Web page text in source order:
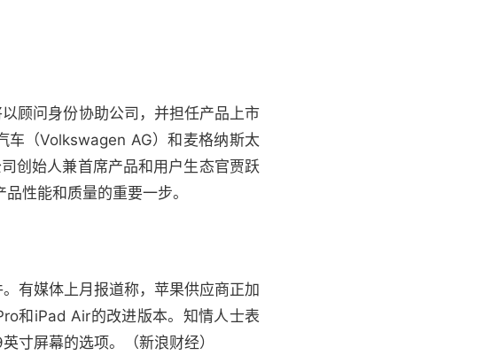
顾问身份协助公司，并担任产品上市
车（Volkswagen AG）和麦格纳斯太
创始人兼首席产品和用户生态官贾跃
性能和质量的重要一步。
有媒体上月报道称，苹果供应商正加
和iPad Air的改进版本。知情人士表
寸屏幕的选项。（新浪财经）